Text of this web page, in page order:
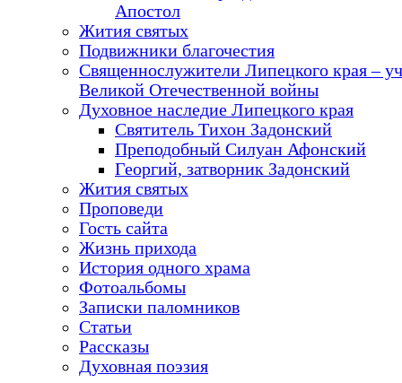
Апостол
Жития святых
Подвижники благочестия
Священнослужители Липецкого края –
Великой Отечественной войны
Духовное наследие Липецкого края
Святитель Тихон Задонский
Преподобный Силуан Афонский
Георгий, затворник Задонский
Жития святых
Проповеди
Гость сайта
Жизнь прихода
История одного храма
Фотоальбомы
Записки паломников
Статьи
Рассказы
Духовная поэзия